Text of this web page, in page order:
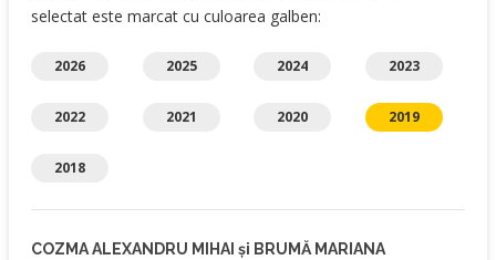
selectat este marcat cu culoarea galben:
2026 2025 2024 2023
2022 2021 2020 2019
2018
COZMA ALEXANDRU MIHAI și BRUMĂ MARIANA